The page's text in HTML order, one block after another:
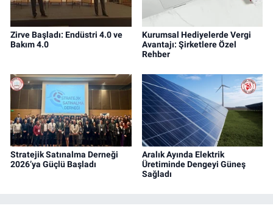
Zirve Başladı: Endüstri 4.0 ve
Bakım 4.0
Kurumsal Hediyelerde Vergi
Avantajı: Şirketlere Özel
Rehber
Stratejik Satınalma Derneği
2026’ya Güçlü Başladı
Aralık Ayında Elektrik
Üretiminde Dengeyi Güneş
Sağladı